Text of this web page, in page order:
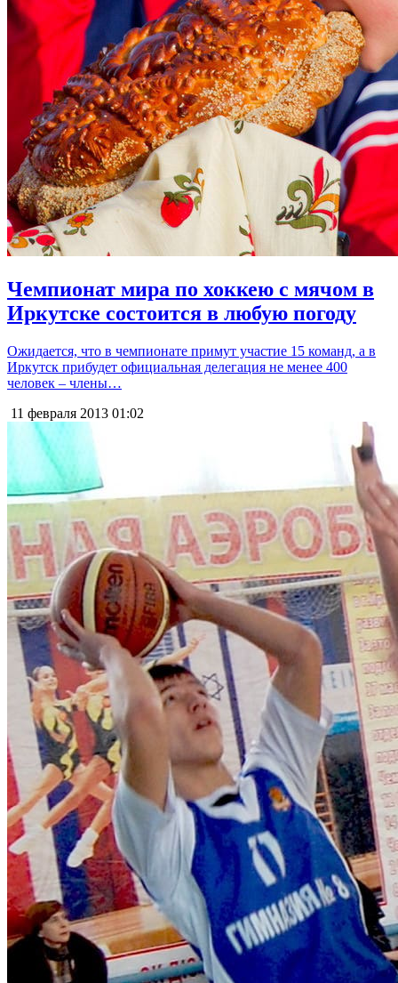
Чемпионат мира по хоккею с мячом в
Иркутске состоится в любую погоду
Ожидается, что в чемпионате примут участие 15 команд, а в
Иркутск прибудет официальная делегация не менее 400
человек – члены…
11 февраля 2013 01:02